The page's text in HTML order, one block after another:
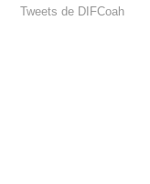
Tweets de DIFCoah